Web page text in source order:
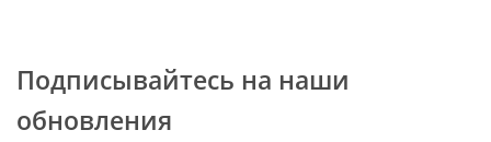
Подписывайтесь на наши
обновления